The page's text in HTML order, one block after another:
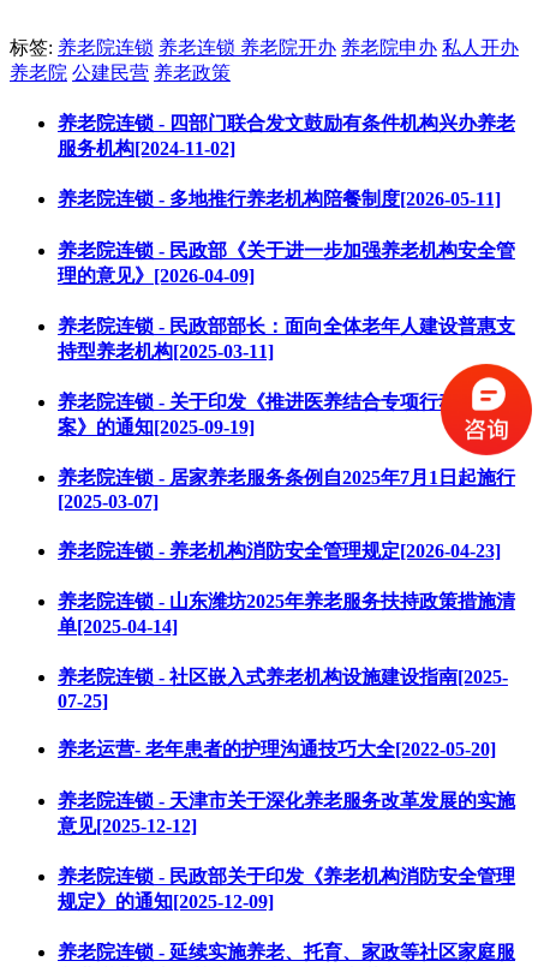
标签: 养老院连锁 养老连锁 养老院开办 养老院申办 私人开办
养老院 公建民营 养老政策
养老院连锁 - 四部门联合发文鼓励有条件机构兴办养老
服务机构[2024-11-02]
养老院连锁 - 多地推行养老机构陪餐制度[2026-05-11]
养老院连锁 - 民政部《关于进一步加强养老机构安全管
理的意见》[2026-04-09]
养老院连锁 - 民政部部长：面向全体老年人建设普惠支
持型养老机构[2025-03-11]
养老院连锁 - 关于印发《推进医养结合专项行动工作方
案》的通知[2025-09-19]
养老院连锁 - 居家养老服务条例自2025年7月1日起施行
[2025-03-07]
养老院连锁 - 养老机构消防安全管理规定[2026-04-23]
养老院连锁 - 山东潍坊2025年养老服务扶持政策措施清
单[2025-04-14]
养老院连锁 - 社区嵌入式养老机构设施建设指南[2025-
07-25]
养老运营- 老年患者的护理沟通技巧大全[2022-05-20]
养老院连锁 - 天津市关于深化养老服务改革发展的实施
意见[2025-12-12]
养老院连锁 - 民政部关于印发《养老机构消防安全管理
规定》的通知[2025-12-09]
养老院连锁 - 延续实施养老、托育、家政等社区家庭服